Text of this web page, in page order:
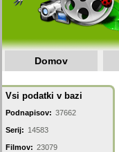
Domov
Vsi podatki v bazi
Podnapisov: 37662
Serij: 14583
Filmov: 23079